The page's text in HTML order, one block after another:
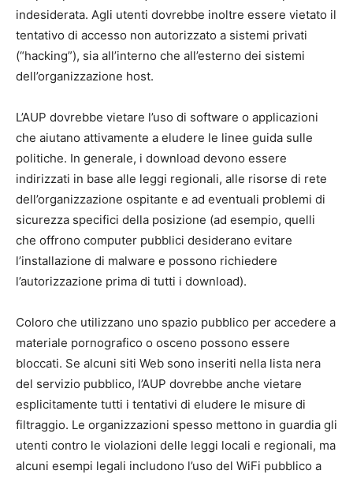
indesiderata. Agli utenti dovrebbe inoltre essere vietato il
tentativo di accesso non autorizzato a sistemi privati ​​
(“hacking”), sia all’interno che all’esterno dei sistemi
dell’organizzazione host.
L’AUP dovrebbe vietare l’uso di software o applicazioni
che aiutano attivamente a eludere le linee guida sulle
politiche. In generale, i download devono essere
indirizzati in base alle leggi regionali, alle risorse di rete
dell’organizzazione ospitante e ad eventuali problemi di
sicurezza specifici della posizione (ad esempio, quelli
che offrono computer pubblici desiderano evitare
l’installazione di malware e possono richiedere
l’autorizzazione prima di tutti i download).
Coloro che utilizzano uno spazio pubblico per accedere a
materiale pornografico o osceno possono essere
bloccati. Se alcuni siti Web sono inseriti nella lista nera
del servizio pubblico, l’AUP dovrebbe anche vietare
esplicitamente tutti i tentativi di eludere le misure di
filtraggio. Le organizzazioni spesso mettono in guardia gli
utenti contro le violazioni delle leggi locali e regionali, ma
alcuni esempi legali includono l’uso del WiFi pubblico a